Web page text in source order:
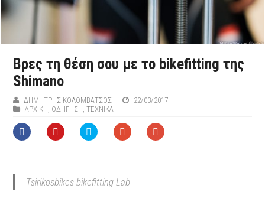
Βρες τη θέση σου με το bikefitting της
Shimano
ΔΗΜΉΤΡΗΣ ΚΟΛΟΜΒΆΤΣΟΣ
22/03/2017
ΑΡΧΙΚΉ, ΟΔΗΓΗΣΗ,ΤΕΧΝΙΚΑ
Tsirikosbikes bikefitting Lab